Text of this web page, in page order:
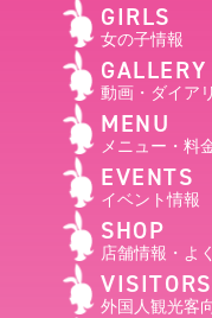
GIRLS
女の子情報
GALLERY
動画・ダイア
MENU
メニュー・料
EVENTS
イベント情報
SHOP
店舗情報・よ
外国人観光客